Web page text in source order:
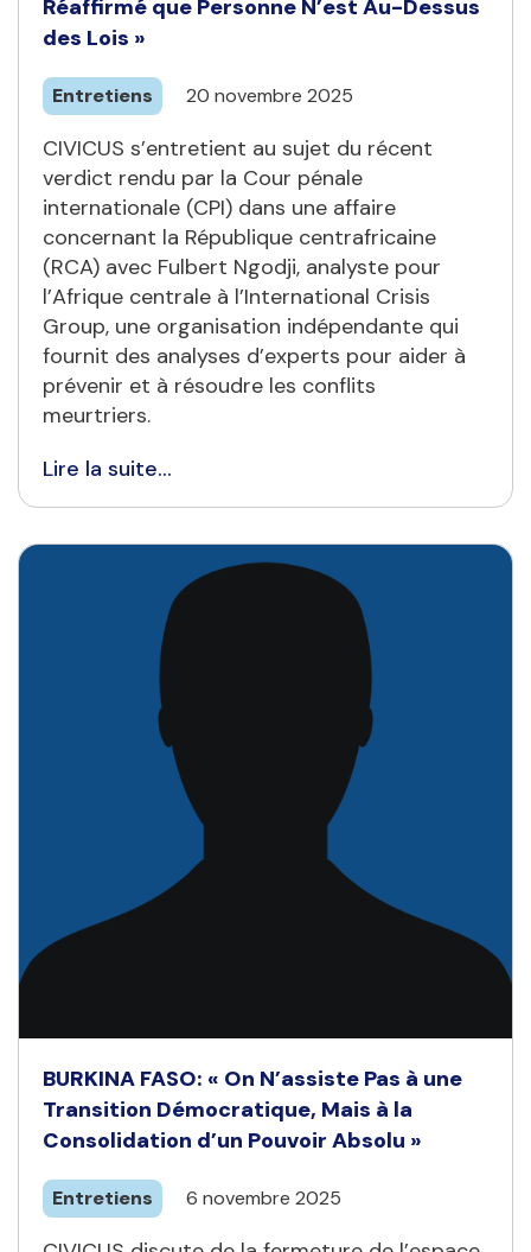
Réaffirmé que Personne N’est Au-Dessus
des Lois »
Entretiens 20 novembre 2025
CIVICUS s’entretient au sujet du récent
verdict rendu par la Cour pénale
internationale (CPI) dans une affaire
concernant la République centrafricaine
(RCA) avec Fulbert Ngodji, analyste pour
l’Afrique centrale à l’International Crisis
Group, une organisation indépendante qui
fournit des analyses d’experts pour aider à
prévenir et à résoudre les conflits
meurtriers.
Lire la suite...
BURKINA FASO: « On N’assiste Pas à une
Transition Démocratique, Mais à la
Consolidation d’un Pouvoir Absolu »
Entretiens 6 novembre 2025